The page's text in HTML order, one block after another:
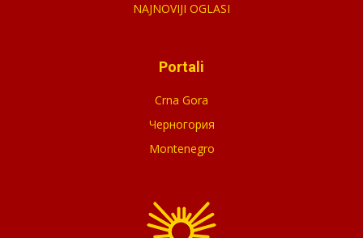
NAJNOVIJI OGLASI
Portali
Crna Gora
Черногория
Montenegro